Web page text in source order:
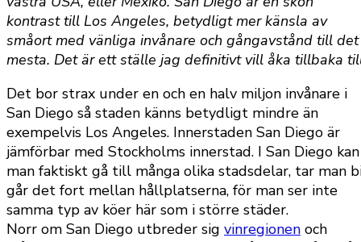
kontrast till Los Angeles, betydligt mer känsla av
småort med vänliga invånare och gångavstånd till det
mesta. Det är ett ställe jag definitivt vill åka tillbaka
Det bor strax under en och en halv miljon invånare i
San Diego så staden känns betydligt mindre än
exempelvis Los Angeles. Innerstaden San Diego är
jämförbar med Stockholms innerstad. I San Diego kan
man faktiskt gå till många olika stadsdelar, tar man
går det fort mellan hållplatserna, för man ser inte
samma typ av köer här som i större städer.
Norr om San Diego utbreder sig vinregionen och